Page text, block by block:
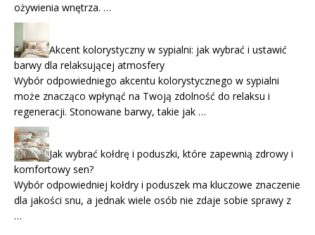
ożywienia wnętrza. …
Akcent kolorystyczny w sypialni: jak wybrać i ustawić
barwy dla relaksującej atmosfery
Wybór odpowiedniego akcentu kolorystycznego w sypialni
może znacząco wpłynąć na Twoją zdolność do relaksu i
regeneracji. Stonowane barwy, takie jak …
Jak wybrać kołdrę i poduszki, które zapewnią zdrowy i
komfortowy sen?
Wybór odpowiedniej kołdry i poduszek ma kluczowe znaczenie
dla jakości snu, a jednak wiele osób nie zdaje sobie sprawy z
…